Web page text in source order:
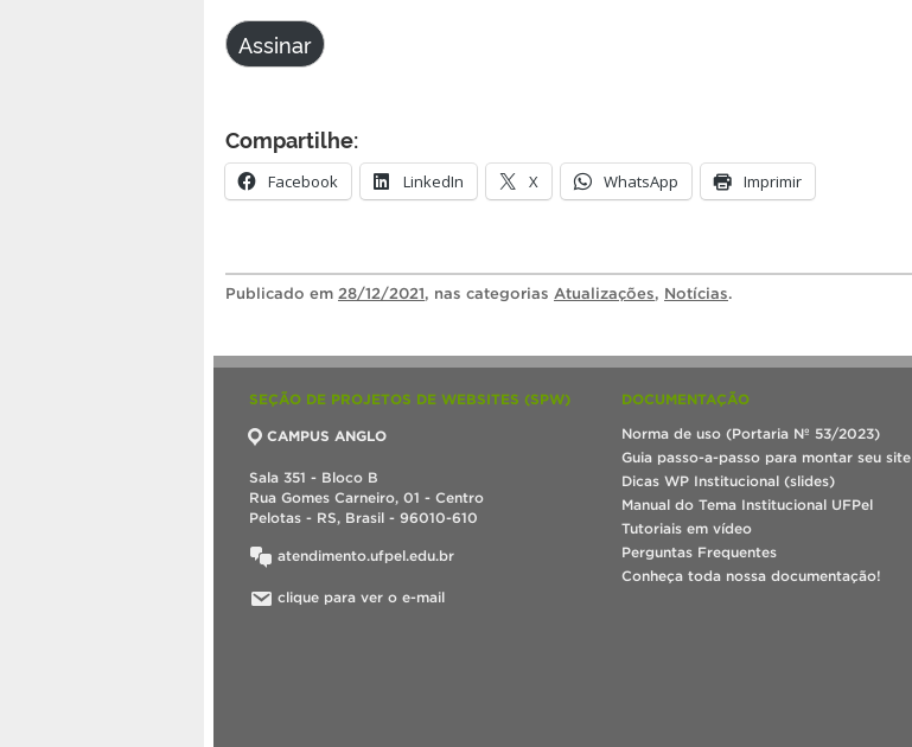
e-
mail
Assinar
Compartilhe:
Facebook LinkedIn X WhatsApp Imprimir
Publicado em 28/12/2021, nas categorias Atualizações, Notícias.
SEÇÃO DE PROJETOS DE WEBSITES (SPW)
CAMPUS ANGLO
Sala 351 - Bloco B
Rua Gomes Carneiro, 01 - Centro
Pelotas - RS, Brasil - 96010-610
atendimento.ufpel.edu.br
clique para ver o e-mail
DOCUMENTAÇÃO
Norma de uso (Portaria Nº 53/2023)
Guia passo-a-passo para montar seu site
Dicas WP Institucional (slides)
Manual do Tema Institucional UFPel
Tutoriais em vídeo
Perguntas Frequentes
Conheça toda nossa documentação!